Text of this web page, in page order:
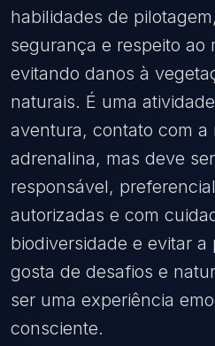
habilidades de
segurança e respeito ao
evitando danos à
naturais. É uma
aventura, contato com a
adrenalina, mas deve
responsável,
autorizadas e com
biodiversidade e evitar a
gosta de desafios e
ser uma experiência
consciente.